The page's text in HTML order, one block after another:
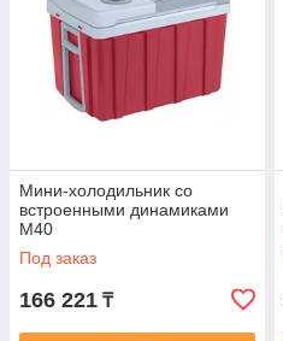
Мини-холодильник со
встроенными динамиками
M40
Под заказ
166 221 ₸